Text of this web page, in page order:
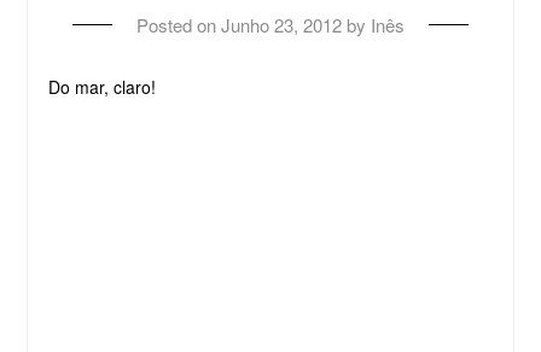
Posted onJunho 23, 2012 by Inês
Do mar, claro!